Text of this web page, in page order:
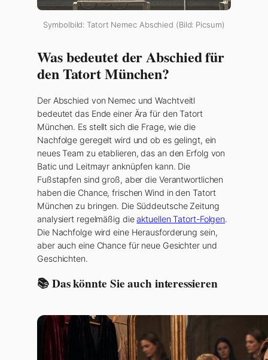
Symbolbild: Tatort Nemec Abschied (Bild: Picsum)
Was bedeutet der Abschied für
den Tatort München?
Der Abschied von Nemec und Wachtveitl
bedeutet das Ende einer Ära für den Tatort
München. Es stellt sich die Frage, wie die
Nachfolge geregelt wird und ob es gelingt, ein
neues Team zu etablieren, das an den Erfolg von
Batic und Leitmayr anknüpfen kann. Die
Fußstapfen sind groß, aber die Verantwortlichen
haben die Chance, frischen Wind in den Tatort
München zu bringen. Die Süddeutsche Zeitung
analysiert regelmäßig dieaktuellen Tatort-Folgen.
Die Nachfolge wird eine Herausforderung sein,
aber auch eine Chance für neue Gesichter und
Geschichten.
📚 Das könnte Sie auch interessieren